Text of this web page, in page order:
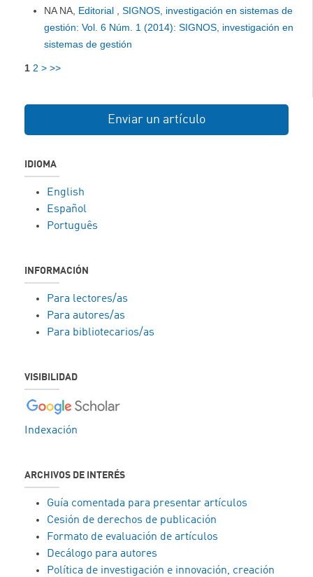
NA NA, Editorial
SIGNOS, investigación en sistemas de
gestión: Vol. 6 Núm. 1 (2014): SIGNOS, investigación en
sistemas de gestión
1 2 > >>
Enviar un artículo
IDIOMA
English
Español
Português
INFORMACIÓN
Para lectores/as
Para autores/as
Para bibliotecarios/as
VISIBILIDAD
Indexación
ARCHIVOS DE INTERÉS
Guía comentada para presentar artículos
Cesión de derechos de publicación
Formato de evaluación de artículos
Decálogo para autores
Política de investigación e innovación, creación